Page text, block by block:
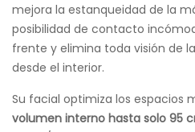
mejora la estanqueidad de la
posibilidad de contacto
frente y elimina toda visión de
desde el interior.
Su facial optimiza los espacios
volumen interno hasta solo 95